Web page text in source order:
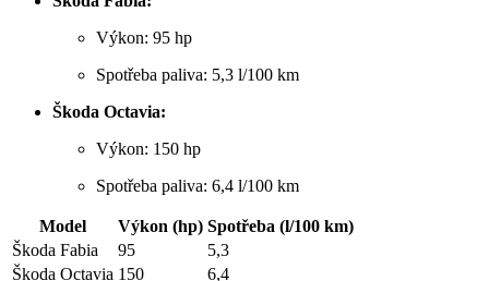
Výkon: 95 hp
Spotřeba paliva: 5,3 l/100 km
Škoda Octavia:
Výkon: 150 hp
Spotřeba paliva: 6,4 l/100 km
Model Výkon (hp) Spotřeba (l/100 km)
Škoda Fabia
95
5,3
Škoda Octavia 150 6,4